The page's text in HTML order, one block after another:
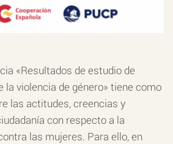
«Resultados de estudio de
la violencia de género» tiene como
las actitudes, creencias y
con respecto a la
las mujeres. Para ello, en